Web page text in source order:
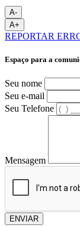
A-
A+
REPORTAR
Espaço para a
Seu nome
Seu e-mail
Seu Telefone
Mensagem
ENVIAR